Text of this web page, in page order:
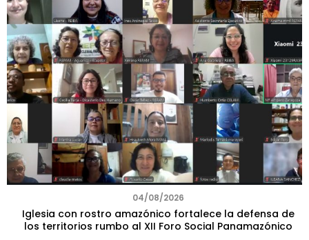
04/08/2026
Iglesia con rostro amazónico fortalece la defensa de
los territorios rumbo al XII Foro Social Panamazónico